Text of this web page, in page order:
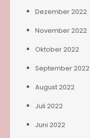
Dezember 2022
November 2022
Oktober 2022
September 2022
August 2022
Juli 2022
Juni 2022